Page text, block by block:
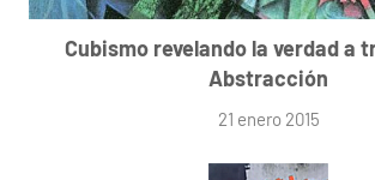
Cubismo revelando la verdad a
Abstracción
21 enero 2015